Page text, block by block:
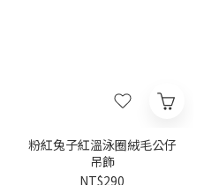
粉紅兔子紅溫泳圈絨毛公仔
吊飾
NT$290